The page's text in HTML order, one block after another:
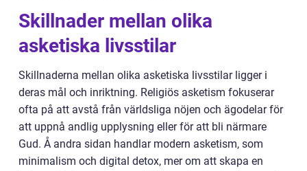
Skillnader mellan olika
asketiska livsstilar
Skillnaderna mellan olika asketiska livsstilar ligger i
deras mål och inriktning. Religiös asketism fokuserar
ofta på att avstå från världsliga nöjen och ägodelar för
att uppnå andlig upplysning eller för att bli närmare
Gud. Å andra sidan handlar modern asketism, som
minimalism och digital detox, mer om att skapa en